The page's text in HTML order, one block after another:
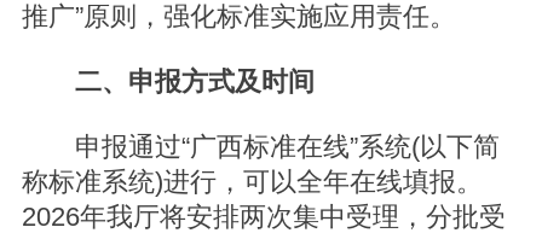
推广”原则，强化标准实施应用责任。
二、申报方式及时间
申报通过“广西标准在线”系统(以下简
称标准系统)进行，可以全年在线填报。
2026年我厅将安排两次集中受理，分批受